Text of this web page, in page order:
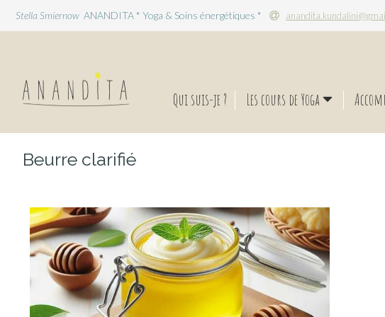
Stella Smiernow ANANDITA * Yoga & Soins énergétiques *
Qui suis-je ? Les cours de Yoga
Beurre clarifié